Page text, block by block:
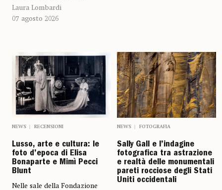
Laura Lombardi
07 agosto 2026
NEWS RECENSIONI
Lusso, arte e cultura: le
foto d’epoca di Elisa
Bonaparte e Mimì Pecci
Blunt
Nelle sale della Fondazione
NEWS FOTOGRAFIA
Sally Gall e l’indagine
fotografica tra astrazione
e realtà delle monumentali
pareti rocciose degli Stati
Uniti occidentali